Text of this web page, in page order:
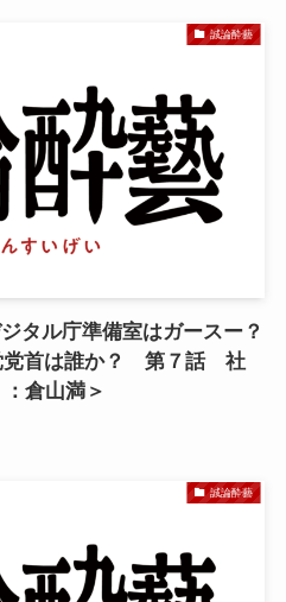
誠論酔藝
タル庁準備室はガースー？
党首は誰か？ 第７話 社
倉山満＞
誠論酔藝